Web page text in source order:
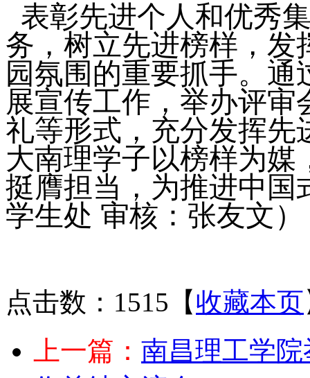
表彰先进个人和优秀
务，树立先进榜样，发
园氛围的重要抓手。
展宣传工作，举办评
礼等形式，充分发挥先
大南理学子以榜样为媒
挺膺担当，为推进中国
学生处 审核：张友文）
点击数：1515 【收藏本页
上一篇： 南昌理工学院